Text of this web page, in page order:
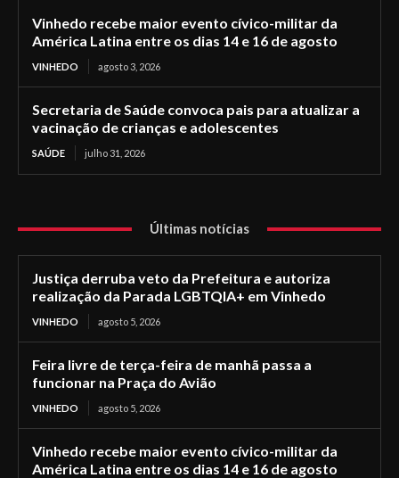
Vinhedo recebe maior evento cívico-militar da
América Latina entre os dias 14 e 16 de agosto
VINHEDO agosto 3, 2026
Secretaria de Saúde convoca pais para atualizar a
vacinação de crianças e adolescentes
SAÚDE julho 31, 2026
Últimas notícias
Justiça derruba veto da Prefeitura e autoriza
realização da Parada LGBTQIA+ em Vinhedo
VINHEDO agosto 5, 2026
Feira livre de terça-feira de manhã passa a
funcionar na Praça do Avião
VINHEDO agosto 5, 2026
Vinhedo recebe maior evento cívico-militar da
América Latina entre os dias 14 e 16 de agosto